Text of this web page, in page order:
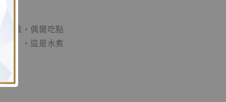
嚴重，偶爾吃點
啡」，這是水煮